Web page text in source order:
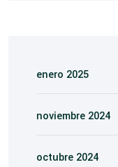
enero 2025
noviembre 2024
octubre 2024